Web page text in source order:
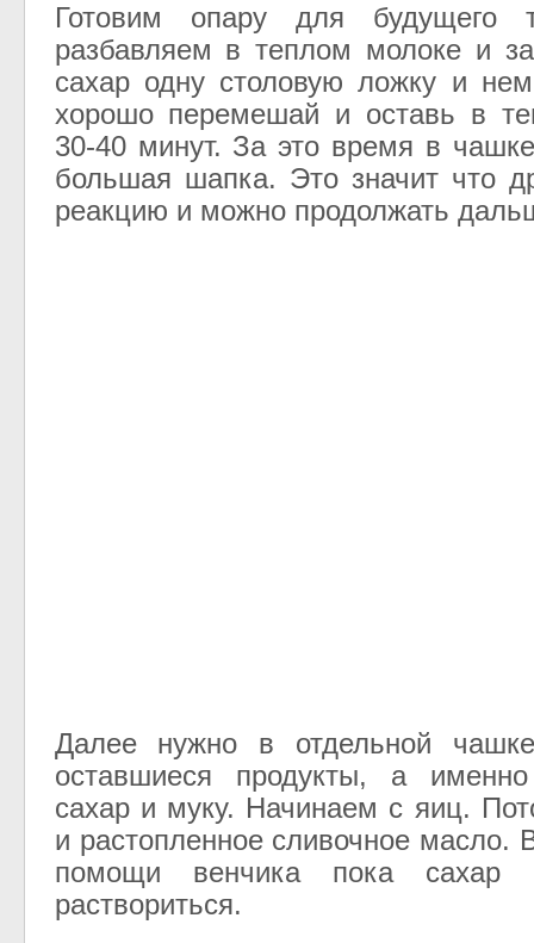
Готовим опару для будущего
разбавляем в теплом молоке и
сахар одну столовую ложку и
хорошо перемешай и оставь в
30-40 минут. За это время в
большая шапка. Это значит что
реакцию и можно продолжать
Далее нужно в отдельной
оставшиеся продукты, а
сахар и муку. Начинаем с яиц.
и растопленное сливочное масло.
помощи венчика пока сахар
раствориться.